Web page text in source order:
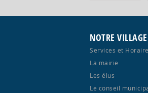
NOTRE VILLAGE
Services et
La mairie
Les élus
Le conseil